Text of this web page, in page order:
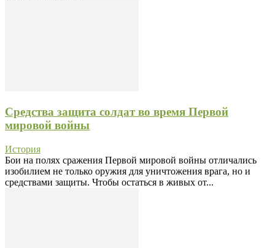
Средства защита солдат во время Первой
мировой войны
История
Бои на полях сражения Первой мировой войны отличались
изобилием не только оружия для уничтожения врага, но и
средствами защиты. Чтобы остаться в живых от...